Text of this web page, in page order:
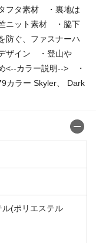
フタ素材 ・裏地は
ニット素材 ・脇下
防ぐ、ファスナーハ
ザイン ・登山や
<--カラー説明--> ・
カラー Skyler、 Dark
ル(ポリエステル